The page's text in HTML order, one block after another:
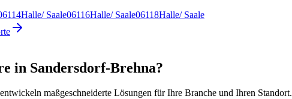
Halle/ Saale06116Halle/ Saale06118Halle/ Saale
in Sandersdorf-Brehna?
maßgeschneiderte Lösungen für Ihre Branche und Ihren Standort.